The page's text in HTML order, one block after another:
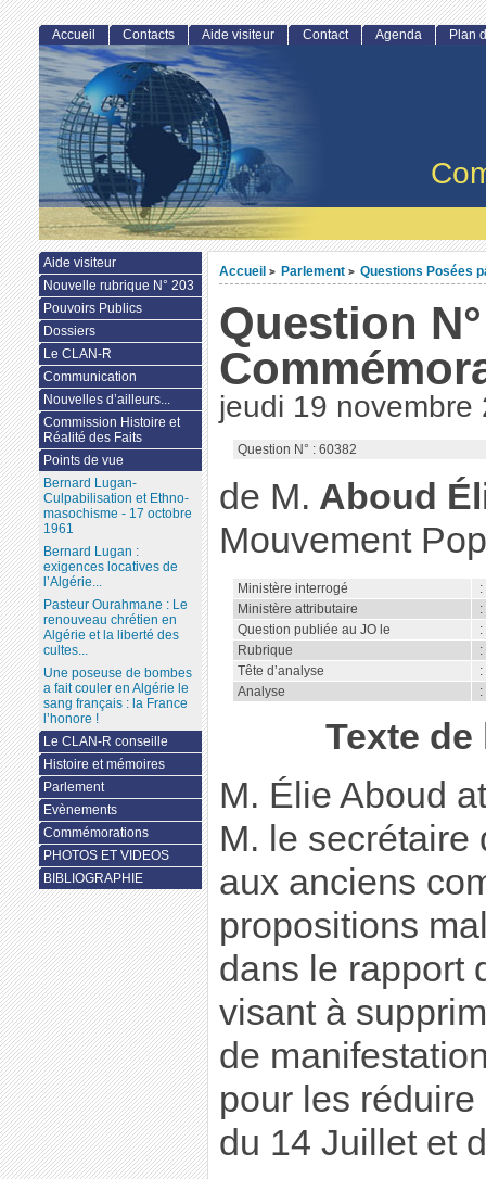
Accueil > Parlement > Questions Posées
Question
jeudi 19 novembre
Question N° : 60382
de M. Aboud
Mouvement
Ministère interrogé
Ministère attributaire
Question publiée au JO le
Rubrique
Tête d’analyse
Analyse
Texte de
M. Élie Aboud
M. le secrétaire
aux anciens
propositions
dans le rapport
visant à
de
pour les
du 14 Juillet et
Accueil Contacts Aide visiteur Contact Agenda Plan
Aide visiteur
Nouvelle rubrique N° 203
Pouvoirs Publics
Dossiers
Le CLAN-R
Communication
Nouvelles d’ailleurs...
Commission Histoire et
Réalité des Faits
Points de vue
Bernard Lugan-
Culpabilisation et Ethno-
masochisme - 17 octobre
1961
Bernard Lugan :
exigences locatives de
l’Algérie...
Pasteur Ourahmane : Le
renouveau chrétien en
Algérie et la liberté des
cultes...
Une poseuse de bombes
a fait couler en Algérie le
sang français : la France
l’honore !
Le CLAN-R conseille
Histoire et mémoires
Parlement
Evènements
Commémorations
PHOTOS ET VIDEOS
BIBLIOGRAPHIE